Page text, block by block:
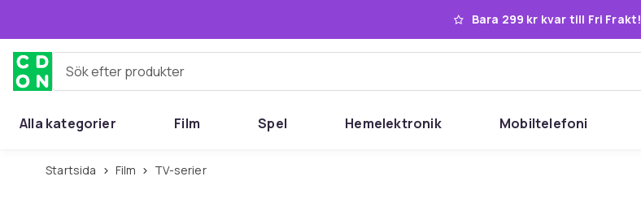
Bara 299 kr kvar till Fri Frakt!
Sök efter produkter
Alla kategorier Film Spel Hemelektronik Mobiltelefoni
Startsida Film TV-serier